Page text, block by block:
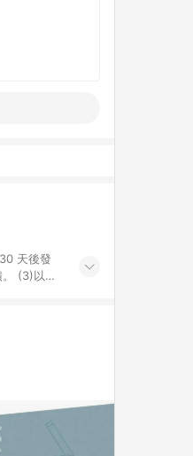
天後發
(3)以下
購物網站